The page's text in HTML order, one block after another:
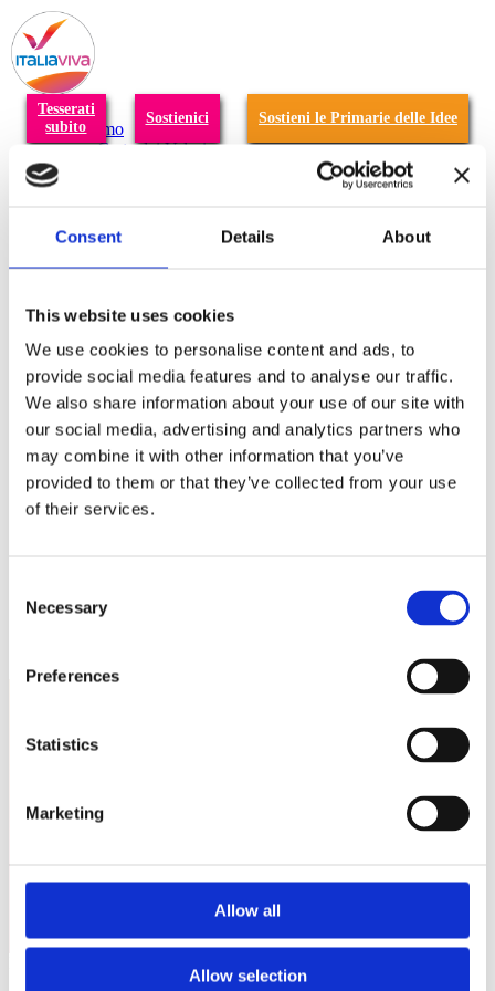
Consent Details About
This website uses cookies
We use cookies to personalise content and ads, to
provide social media features and to analyse our traffic.
We also share information about your use of our site with
our social media, advertising and analytics partners who
may combine it with other information that you’ve
provided to them or that they’ve collected from your use
of their services.
Selection
Necessary
Preferences
Statistics
Marketing
Allow all
Allow selection
Tesserati
subito
Sostienici Sostieni le Primarie delle Idee
Chi siamo
Carta dei Valori
Congresso 2023
Partecipa
Eventi
2x1000 – C46
Scuola di formazione Meritare l’Europa
Materiali e grafiche
Registrazione Leopolda 14 - 2026
Radio Leopolda
News
Interviste
Interventi
News dal territorio
Enews
Sostienici
Italia Viva Parma - Fidenza e